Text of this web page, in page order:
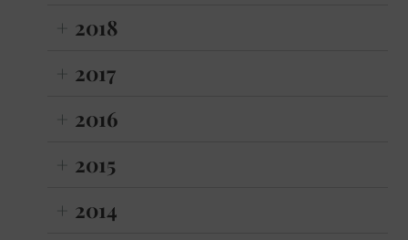
2018
2017
2016
2015
2014